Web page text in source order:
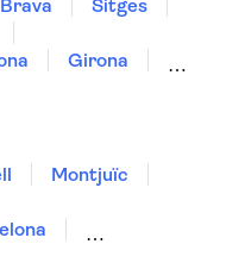
Sitges
Girona
Montjuïc